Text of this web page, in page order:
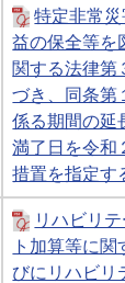
特定非常
益の保全等を
関する法律第
づき、同条第
係る期間の延
満了日を令和
措置を指定す
リハビリ
ト加算等に
びにリハビリ